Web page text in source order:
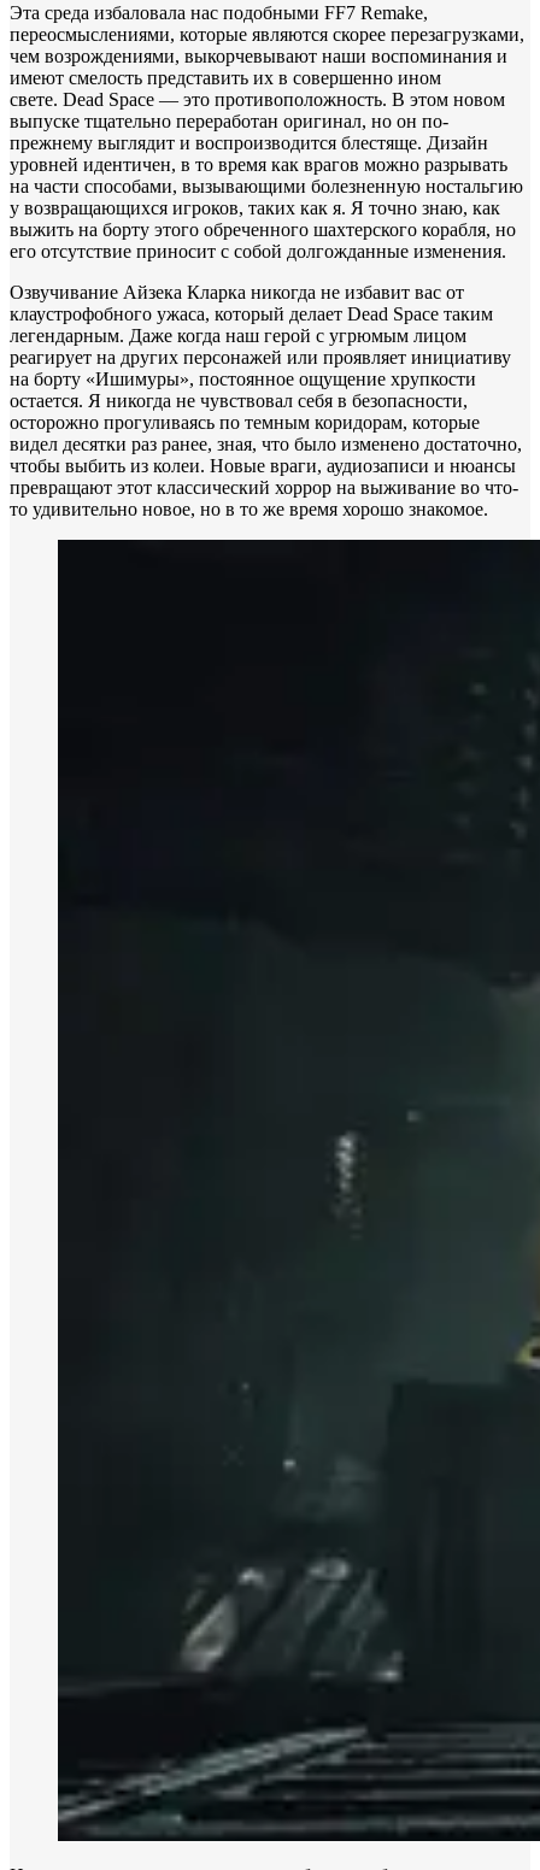
Эта среда избаловала нас подобными FF7 Remake,
переосмыслениями, которые являются скорее перезагрузками,
чем возрождениями, выкорчевывают наши воспоминания и
имеют смелость представить их в совершенно ином
свете. Dead Space — это противоположность. В этом новом
выпуске тщательно переработан оригинал, но он по-
прежнему выглядит и воспроизводится блестяще. Дизайн
уровней идентичен, в то время как врагов можно разрывать
на части способами, вызывающими болезненную ностальгию
у возвращающихся игроков, таких как я. Я точно знаю, как
выжить на борту этого обреченного шахтерского корабля, но
его отсутствие приносит с собой долгожданные изменения.
Озвучивание Айзека Кларка никогда не избавит вас от
клаустрофобного ужаса, который делает Dead Space таким
легендарным. Даже когда наш герой с угрюмым лицом
реагирует на других персонажей или проявляет инициативу
на борту «Ишимуры», постоянное ощущение хрупкости
остается. Я никогда не чувствовал себя в безопасности,
осторожно прогуливаясь по темным коридорам, которые
видел десятки раз ранее, зная, что было изменено достаточно,
чтобы выбить из колеи. Новые враги, аудиозаписи и нюансы
превращают этот классический хоррор на выживание во что-
то удивительно новое, но в то же время хорошо знакомое.